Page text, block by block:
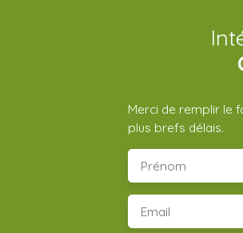
Merci de remplir le
plus brefs délais.
Prénom
Email